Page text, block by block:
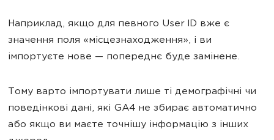
Наприклад, якщо для певного User ID вже є
значення поля «місцезнаходження», і ви
імпортуєте нове — попереднє буде замінене.
Тому варто імпортувати лише ті демографічні чи
поведінкові дані, які GA4 не збирає автоматично
або якщо ви маєте точнішу інформацію з інших